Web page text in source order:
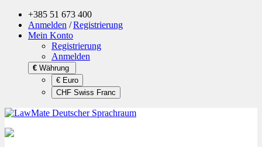
+385 51 673 400
Anmelden /Registrierung
Mein Konto
Registrierung
Anmelden
€ Währung
€ Euro
CHF Swiss Franc